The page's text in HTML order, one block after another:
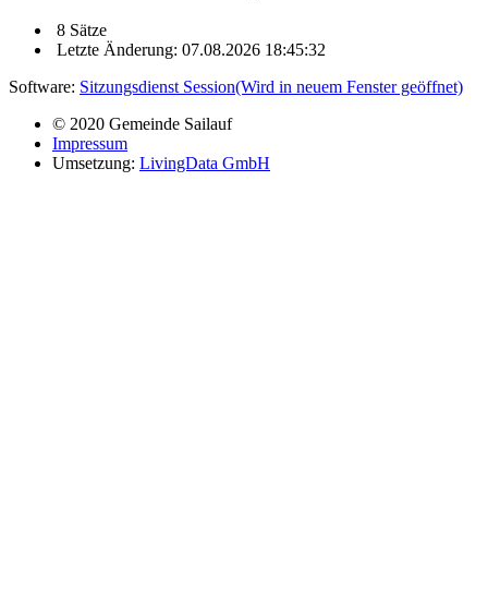
8 Sätze
Letzte Änderung: 07.08.2026 18:45:32
Software: Sitzungsdienst Session(Wird in neuem Fenster geöffnet)
© 2020 Gemeinde Sailauf
Impressum
Umsetzung: LivingData GmbH